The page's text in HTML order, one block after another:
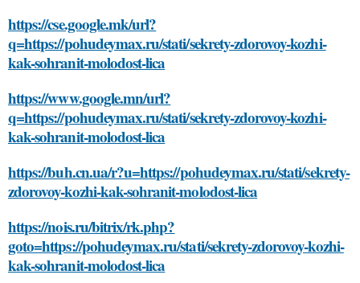
https://cse.google.mk/url?
q=https://pohudeymax.ru/stati/sekrety-zdorovoy-kozhi-
kak-sohranit-molodost-lica
https://www.google.mn/url?
q=https://pohudeymax.ru/stati/sekrety-zdorovoy-kozhi-
kak-sohranit-molodost-lica
https://buh.cn.ua/r?u=https://pohudeymax.ru/stati/sekrety-
zdorovoy-kozhi-kak-sohranit-molodost-lica
https://nois.ru/bitrix/rk.php?
goto=https://pohudeymax.ru/stati/sekrety-zdorovoy-kozhi-
kak-sohranit-molodost-lica